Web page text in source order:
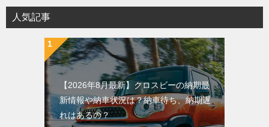
人気記事
【2026年8月最新】クロスビーの納期最
新情報や納車状況は？納車待ち、納期遅
れはあるの？